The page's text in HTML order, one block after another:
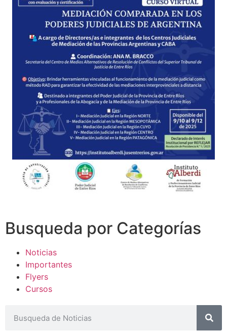
Busqueda por Categorías
Noticias
Importantes
Flyers
Cursos